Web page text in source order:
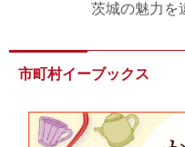
茨城の魅力を
市町村イーブックス